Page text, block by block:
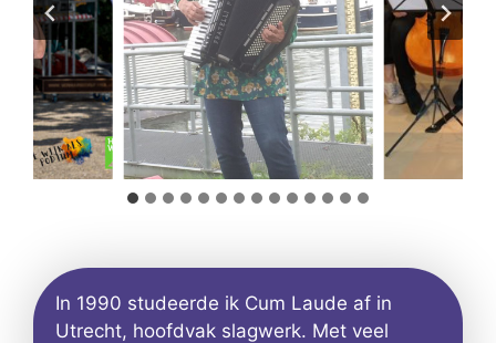
In 1990 studeerde ik Cum Laude af in
Utrecht, hoofdvak slagwerk. Met veel